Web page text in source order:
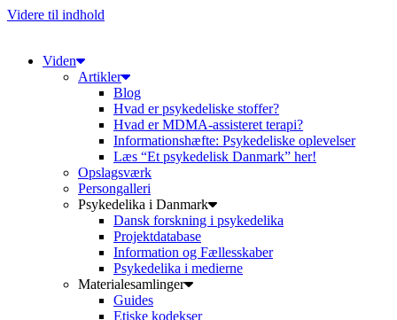
Videre til indhold
Viden
Artikler
Blog
Hvad er psykedeliske stoffer?
Hvad er MDMA-assisteret terapi?
Informationshæfte: Psykedeliske oplevelser
Læs “Et psykedelisk Danmark” her!
Opslagsværk
Persongalleri
Psykedelika i Danmark
Dansk forskning i psykedelika
Projektdatabase
Information og Fællesskaber
Psykedelika i medierne
Materialesamlinger
Guides
Etiske kodekser